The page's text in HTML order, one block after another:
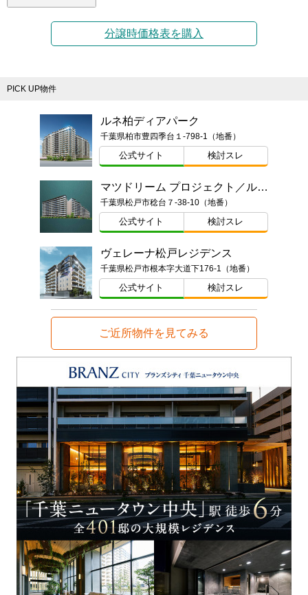
分譲時価格表を購入
PICK UP物件
ルネ柏ディアパーク
千葉県柏市豊四季台１-798-1（地番）
公式サイト 検討スレ
マツドリーム プロジェクト／ルネ松戸みのり台
千葉県松戸市稔台７-38-10（地番）
公式サイト 検討スレ
ヴェレーナ松戸レジデンス
千葉県松戸市根本字大道下176-1（地番）
公式サイト 検討スレ
ご近所物件を見てみる